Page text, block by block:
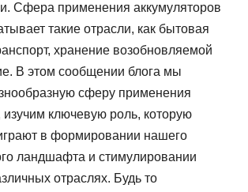
Сфера применения аккумуляторов
такие отрасли, как бытовая
хранение возобновляемой
В этом сообщении блога мы
сферу применения
изучим ключевую роль, которую
в формировании нашего
ландшафта и стимулировании
отраслях. Будь то